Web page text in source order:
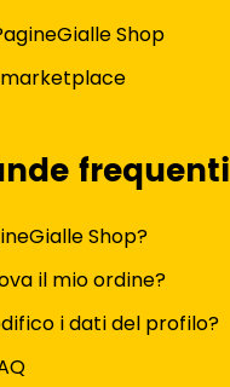
Shop
frequenti
Shop?
il mio ordine?
i dati del profilo?